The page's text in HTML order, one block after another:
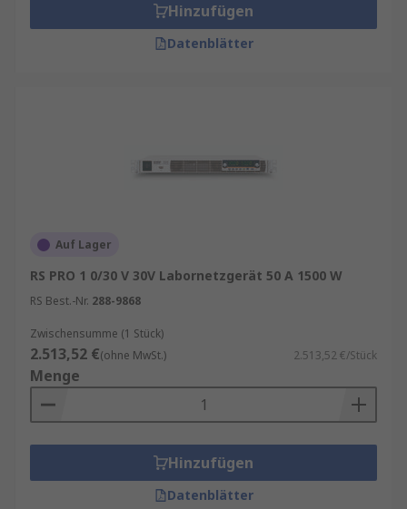
Hinzufügen
Datenblätter
Auf Lager
RS PRO 1 0/30 V 30V Labornetzgerät 50 A 1500 W
RS Best.-Nr. 288-9868
Zwischensumme (1 Stück)
2.513,52 €(ohne MwSt.) 2.513,52 €/Stück
Menge
Hinzufügen
Datenblätter